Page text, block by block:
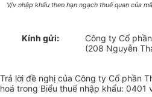
V/v nhập khẩu theo hạn ngạch thuế quan của
Kính gửi:
Công ty Cổ
(208 Nguyễn
Trả lời đề nghị của Công ty Cổ phần
hoá trong Biểu thuế nhập khẩu: 0401